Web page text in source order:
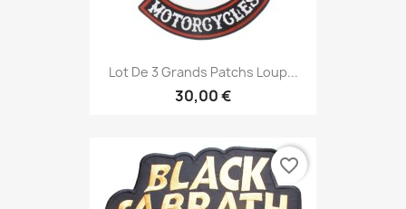
Lot De 3 Grands Patchs Loup...
30,00 €
favorite_border